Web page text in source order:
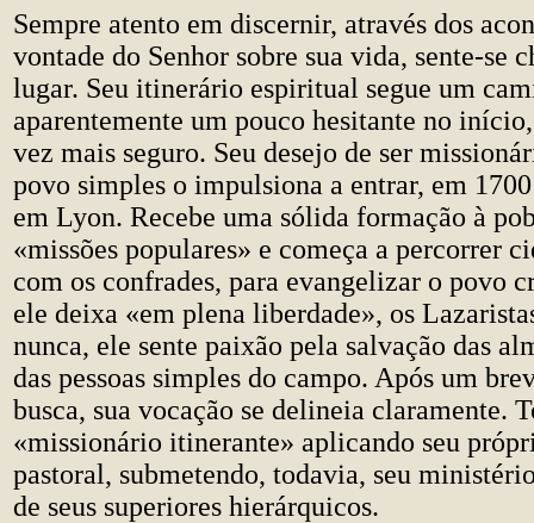
Sempre atento em discernir, através dos
vontade do Senhor sobre sua vida, sente-se
lugar. Seu itinerário espiritual segue um
aparentemente um pouco hesitante no
vez mais seguro. Seu desejo de ser
povo simples o impulsiona a entrar, em
em Lyon. Recebe uma sólida formação à
«missões populares» e começa a percorrer
com os confrades, para evangelizar o povo
ele deixa «em plena liberdade», os
nunca, ele sente paixão pela salvação das
das pessoas simples do campo. Após um
busca, sua vocação se delineia claramente.
«missionário itinerante» aplicando seu
pastoral, submetendo, todavia, seu
de seus superiores hierárquicos.